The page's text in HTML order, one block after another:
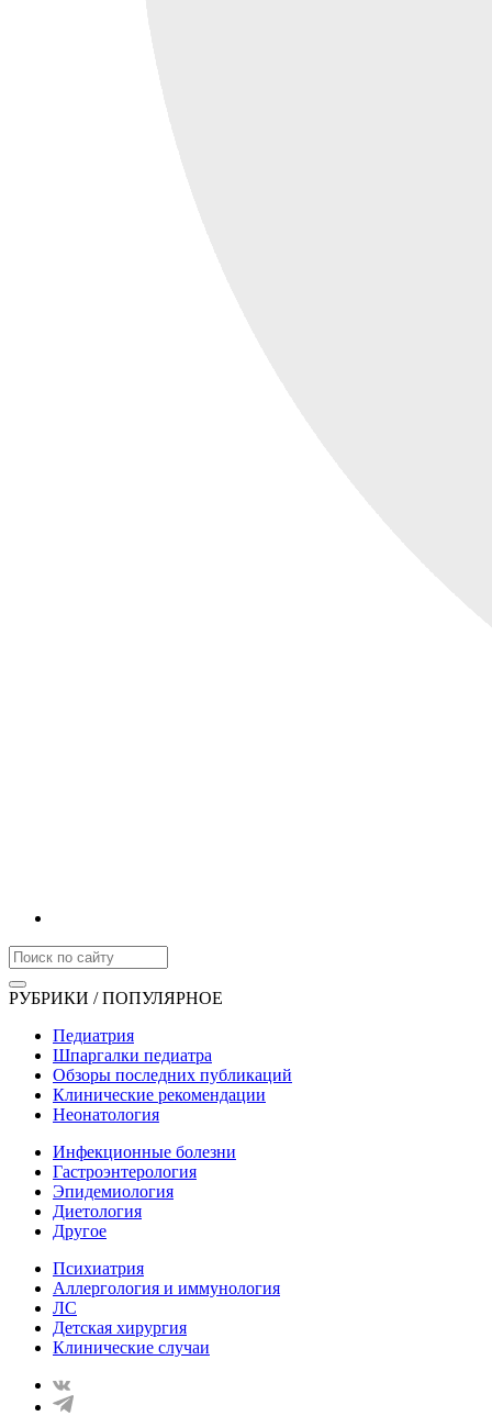
РУБРИКИ / ПОПУЛЯРНОЕ
Педиатрия
Шпаргалки педиатра
Обзоры последних публикаций
Клинические рекомендации
Неонатология
Инфекционные болезни
Гастроэнтерология
Эпидемиология
Диетология
Другое
Психиатрия
Аллергология и иммунология
ЛС
Детская хирургия
Клинические случаи